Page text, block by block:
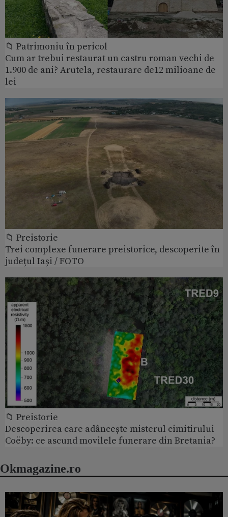
📁 Patrimoniu în pericol
Cum ar trebui restaurat un castru roman vechi de
1.900 de ani? Arutela, restaurare de12 milioane de
lei
📁 Preistorie
Trei complexe funerare preistorice, descoperite în
județul Iași / FOTO
📁 Preistorie
Descoperirea care adâncește misterul cimitirului
Coëby: ce ascund movilele funerare din Bretania?
Okmagazine.ro